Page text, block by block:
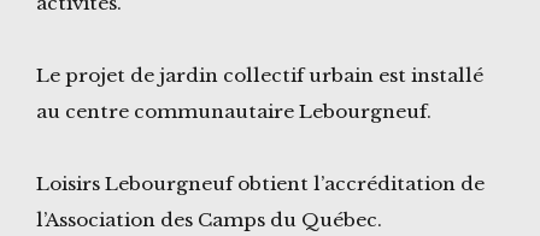
Le projet de jardin collectif urbain est installé
au centre communautaire Lebourgneuf.
Loisirs Lebourgneuf obtient l’accréditation de
l’Association des Camps du Québec.